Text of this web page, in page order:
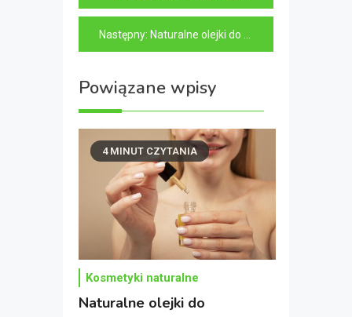
wpisu
Następny: Naturalne olejki do pielęgnacji skóry – który jest najlepszy?
Powiązane wpisy
4 MINUT CZYTANIA
Kosmetyki naturalne
Naturalne olejki do